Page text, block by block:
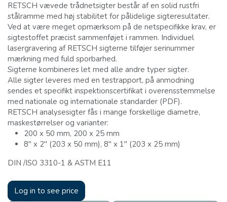
RETSCH vævede trådnetsigter består af en solid rustfri
stålramme med høj stabilitet for pålidelige sigteresultater.
Ved at være meget opmærksom på de netspecifikke krav, er
sigtestoffet præcist sammenføjet i rammen. Individuel
lasergravering af RETSCH sigterne tilføjer serinummer
mærkning med fuld sporbarhed.
Sigterne kombineres let med alle andre typer sigter.
Alle sigter leveres med en testrapport, på anmodning
sendes et specifikt inspektionscertifikat i overensstemmelse
med nationale og internationale standarder (PDF).
RETSCH analysesigter fås i mange forskellige diametre,
maskestørrelser og varianter:
200 x 50 mm, 200 x 25 mm
8" x 2" (203 x 50 mm), 8" x 1" (203 x 25 mm)
DIN /ISO 3310-1 & ASTM E11
Log in to see price